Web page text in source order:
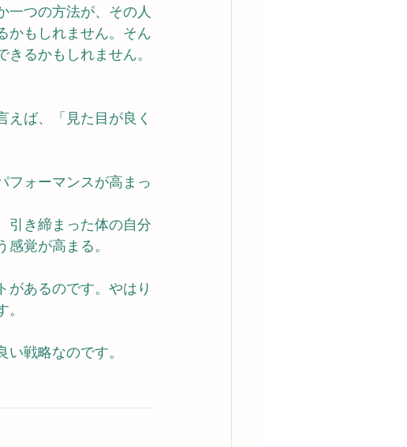
一つの方法が、その人
かもしれません。そん
るかもしれません。
ば、「見た目が良く
フォーマンスが高まっ
引き締まった体の自分
覚が高まる。
あるのです。やはり
戦略なのです。